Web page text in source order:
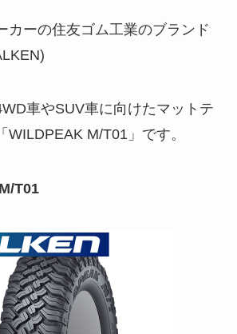
カーの住友ゴム工業のブランド
車やSUV車に向けたマットテ
WILDPEAK M/T01」です。
T01